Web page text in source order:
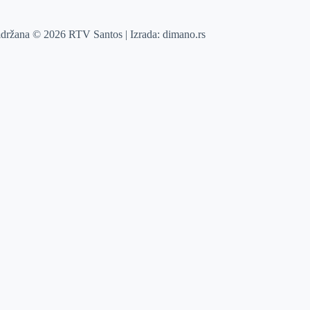
© 2026 RTV Santos | Izrada:dimano.rs